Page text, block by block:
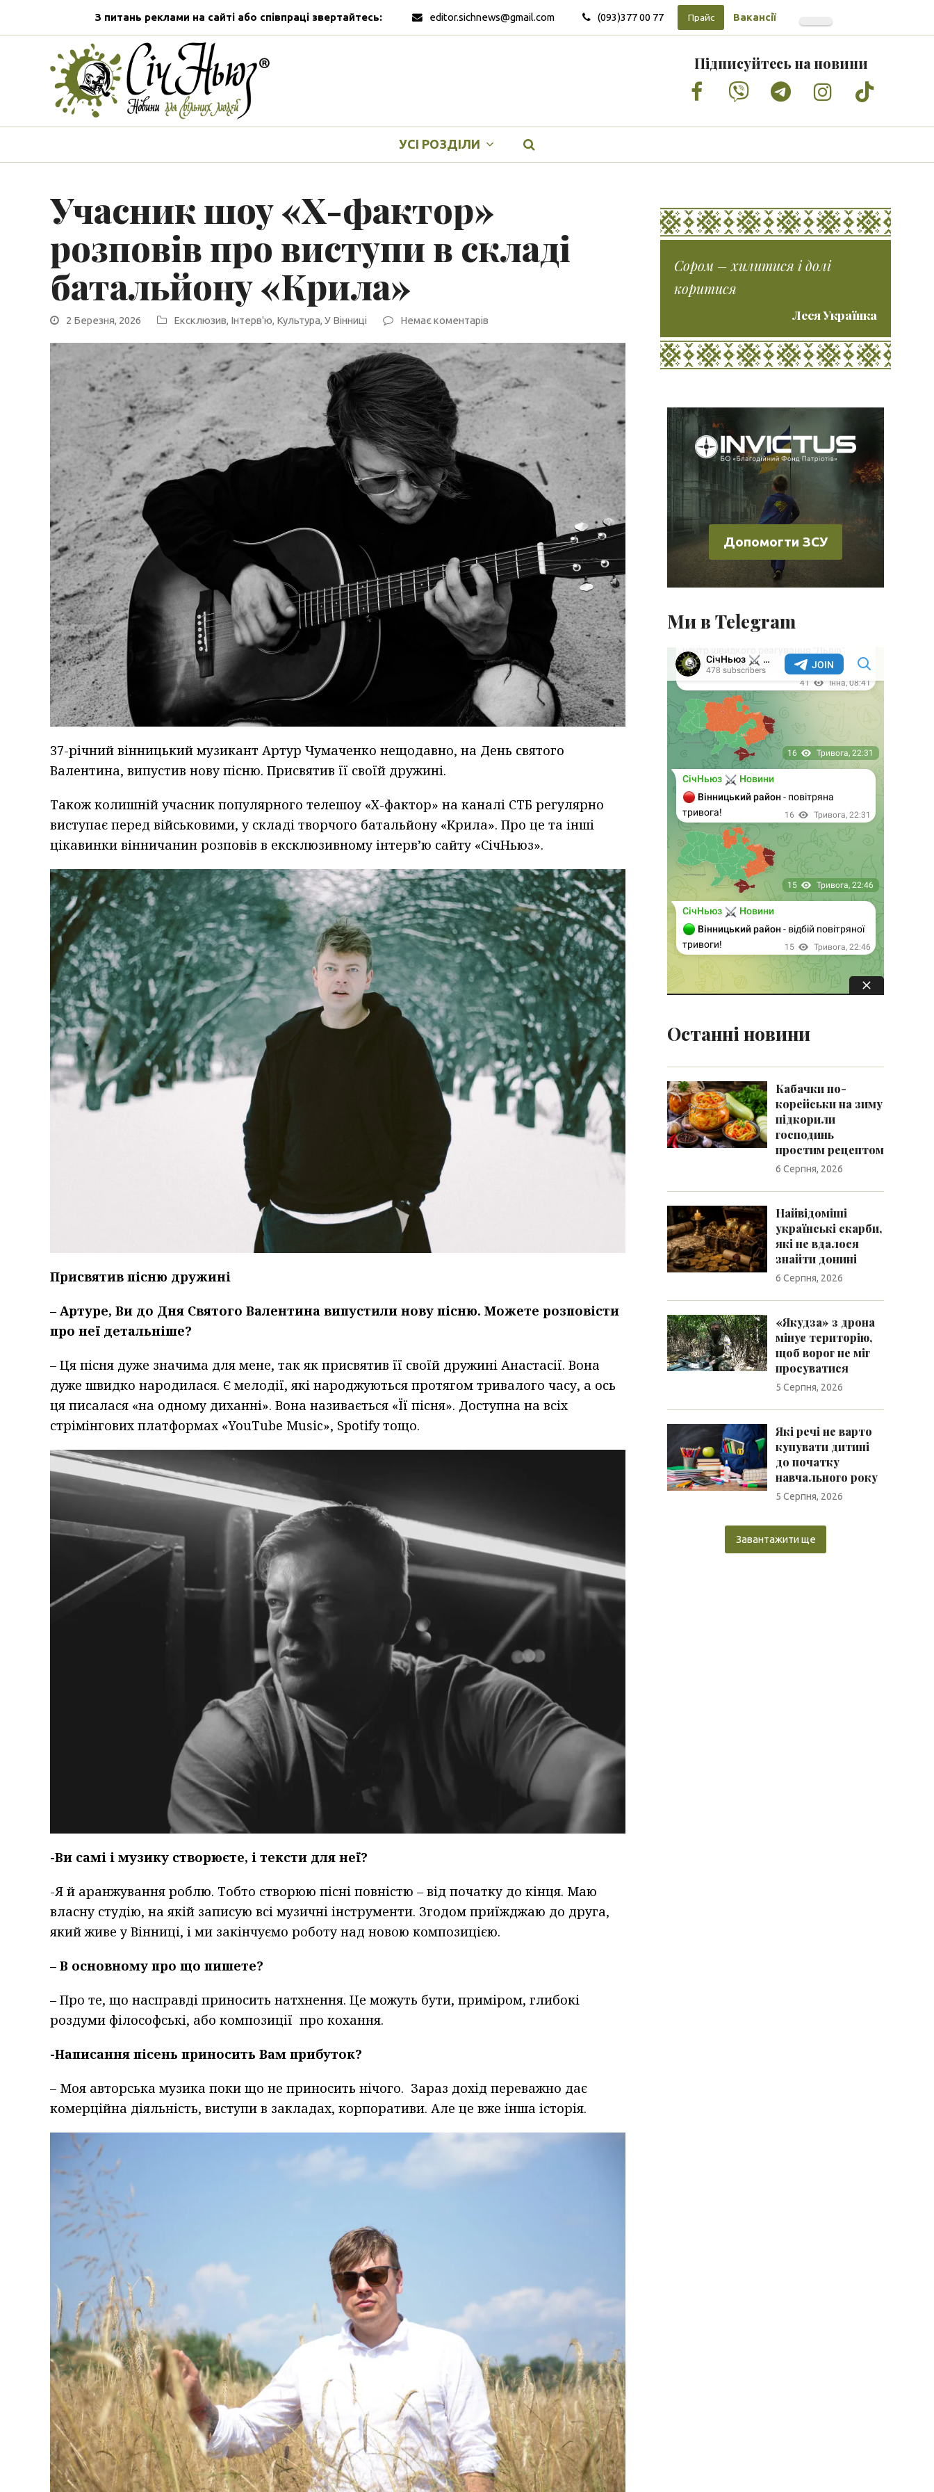
З питань реклами на сайті або співпраці звертайтесь: editor.sichnews@gmail.com (093)377 00 77 Прайс Вакансії
Підписуйтесь на новини
Facebook
VimeoTumblrInstagram
Tiktok
УСІ РОЗДІЛИ
Учасник шоу «Х-фактор»
розповів про виступи в складі
батальйону «Крила»
2 Березня, 2026 Ексклюзив, Інтерв'ю, Культура, У Вінниці Немає коментарів
37-річний вінницький музикант Артур Чумаченко нещодавно, на День святого
Валентина, випустив нову пісню. Присвятив її своїй дружині.
Також колишній учасник популярного телешоу «Х-фактор» на каналі СТБ регулярно
виступає перед військовими, у складі творчого батальйону «Крила». Про це та інші
цікавинки вінничанин розповів в ексклюзивному інтерв’ю сайту «СічНьюз».
Присвятив пісню дружині
– Артуре, Ви до Дня Святого Валентина випустили нову пісню. Можете розповісти
про неї детальніше?
– Ця пісня дуже значима для мене, так як присвятив її своїй дружині Анастасії. Вона
дуже швидко народилася. Є мелодії, які народжуються протягом тривалого часу, а ось
ця писалася «на одному диханні». Вона називається «Її пісня». Доступна на всіх
стрімінгових платформах «YouTube Music», Spotify тощо.
-Ви самі і музику створюєте, і тексти для неї?
-Я й аранжування роблю. Тобто створюю пісні повністю – від початку до кінця. Маю
власну студію, на якій записую всі музичні інструменти. Згодом приїжджаю до друга,
який живе у Вінниці, і ми закінчуємо роботу над новою композицією.
– В основному про що пишете?
– Про те, що насправді приносить натхнення. Це можуть бути, приміром, глибокі
роздуми філософські, або композиції про кохання.
-Написання пісень приносить Вам прибуток?
– Моя авторська музика поки що не приносить нічого. Зараз дохід переважно дає
комерційна діяльність, виступи в закладах, корпоративи. Але це вже інша історія.
Сором – хилитися і долі
коритися
Леся Українка
Допомогти ЗСУ
Ми в Telegram
Останні новини
Кабачки по-
корейськи на зиму
підкорили
господинь
простим рецептом
6 Серпня, 2026
Найвідоміші
українські скарби,
які не вдалося
знайти донині
6 Серпня, 2026
«Якудза» з дрона
мінує територію,
щоб ворог не міг
просуватися
5 Серпня, 2026
Які речі не варто
купувати дитині
до початку
навчального року
5 Серпня, 2026
Завантажити ще